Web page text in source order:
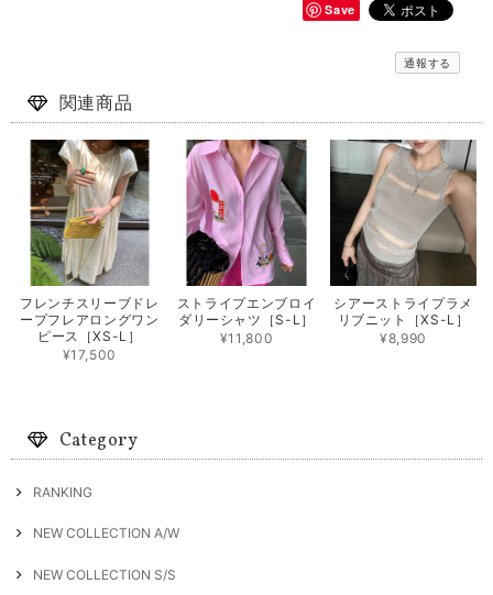
Save
通報する
関連商品
フレンチスリーブドレ
ープフレアロングワン
ピース［XS-L］
¥17,500
ストライプエンブロイ
ダリーシャツ［S-L］
¥11,800
シアーストライプラメ
リブニット［XS-L］
¥8,990
Category
RANKING
NEW COLLECTION A/W
NEW COLLECTION S/S